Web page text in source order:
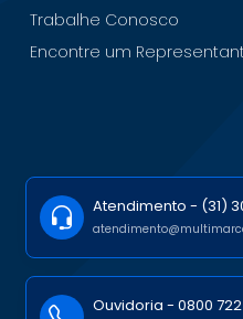
Trabalhe Conosco
Encontre um
Atendimento - (31)
Ouvidoria - 0800 722